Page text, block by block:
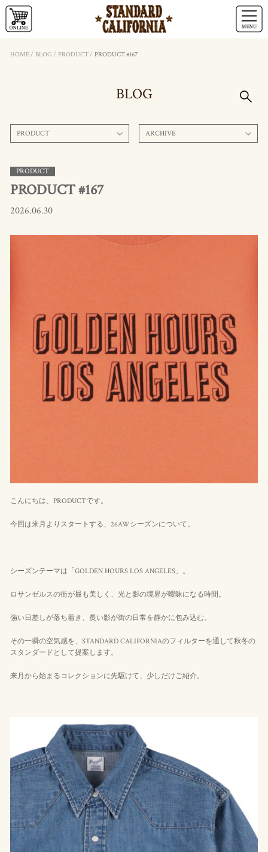
HOME/ BLOG / PRODUCT/ PRODUCT #167
BLOG
PRODUCT ARCHIVE
PRODUCT
PRODUCT #167
2026.06.30
こんにちは、PRODUCTです。
今回は来月よりスタートする、26AWシーズンについて。
シーズンテーマは「GOLDEN HOURS LOS ANGELES」。
ロサンゼルスの街が最も美しく、光と影の境界が曖昧になる時間。
強い日差しが落ち着き、長い影が街の日常を静かに包み込む。
その一瞬の空気感を、STANDARD CALIFORNIAのフィルターを通して秋冬の
スタンダードとして提案します。
来月から始まるコレクションに先駆けて、少しだけご紹介。